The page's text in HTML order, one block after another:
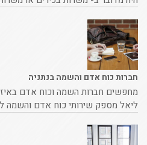
חברות כוח אדם והשמה בנתניה
מחפשים חברות השמה וכוח אדם
ליאל מספק שירותי כוח אדם והשמה